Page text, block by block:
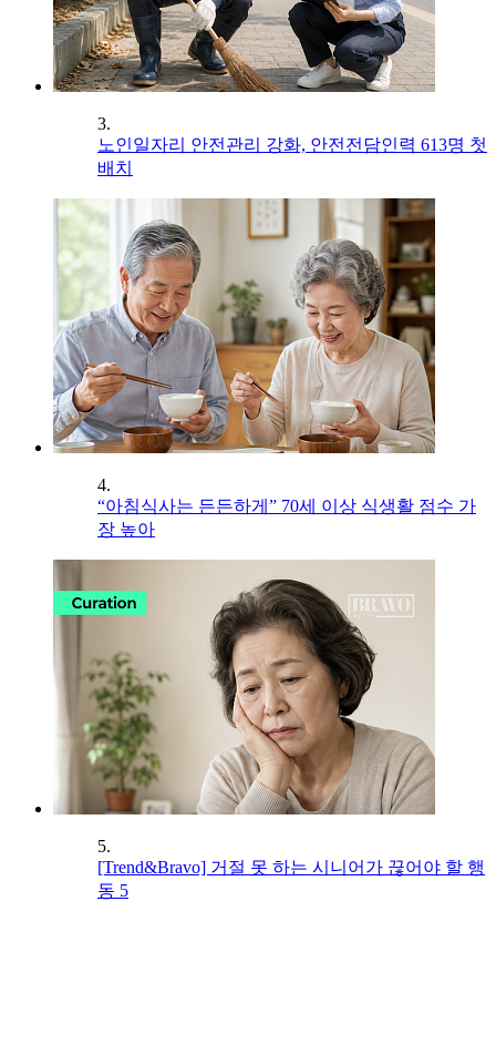
3.
노인일자리 안전관리 강화, 안전전담인력 613명 첫
배치
4.
“아침식사는 든든하게” 70세 이상 식생활 점수 가
장 높아
5.
[Trend&Bravo] 거절 못 하는 시니어가 끊어야 할 행
동 5